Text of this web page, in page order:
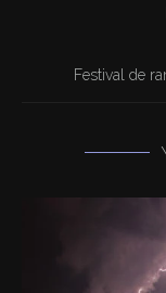
Festival de